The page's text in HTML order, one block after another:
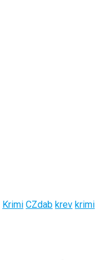
Krimi CZdab krev krimi